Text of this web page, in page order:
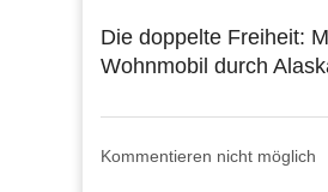
Die doppelte Freiheit:
Wohnmobil durch
Kommentieren nicht möglich